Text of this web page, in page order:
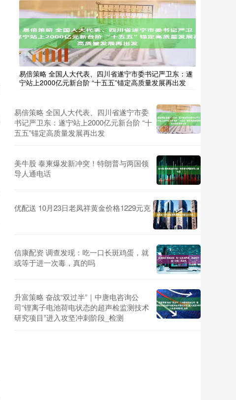
易倍策略 全国人大代表、四川省遂宁市委书记严卫东：遂
宁站上2000亿元新台阶 “十五五”锚定高质量发展再出发
易倍策略 全国人大代表、四川省遂宁市委
书记严卫东：遂宁站上2000亿元新台阶 “十
五五”锚定高质量发展再出发
美牛股 泰柬爆发新冲突！特朗普与两国领
导人通电话
优配送 10月23日老凤祥黄金价格1229元克
信康配资 调查发现：吃一口长斑鸡蛋，就
或等于进一次毒，真的吗
升富策略 奋战“双过半”｜中唐电咨询公
司“锂离子电池荷电状态的超声检监测技术
研究项目”进入攻坚冲刺阶段_检测